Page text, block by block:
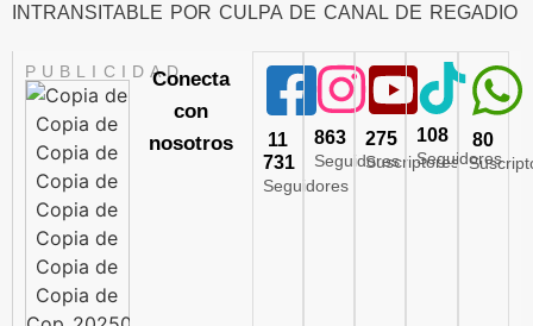
INTRANSITABLE POR CULPA DE CANAL DE REGADIO
PUBLICIDADConecta
con
nosotros
11
731
Seguidores
863
Seguidores
275
Suscriptores
108
Seguidores
80